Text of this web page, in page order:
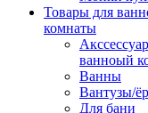
Товары для
комнаты
ванноый
Ванны
Вантузы/
Для бани